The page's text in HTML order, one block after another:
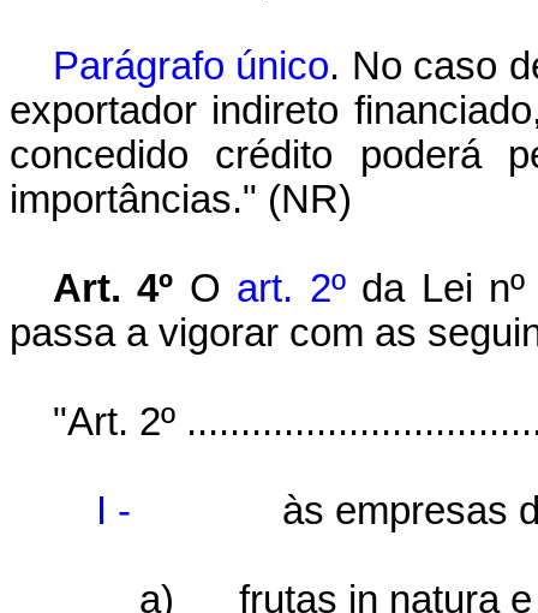
Parágrafo único. No caso
exportador indireto
concedido crédito poderá
importâncias." (NR)
Art. 4º O art. 2ºda Lei nº
passa a vigorar com as
"Art. 2º
I - às empresas
a) frutas in natura